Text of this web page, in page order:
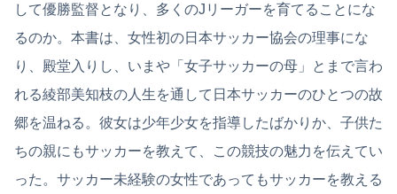
して優勝監督となり、多くのJリーガーを育てることにな
るのか。本書は、女性初の日本サッカー協会の理事にな
り、殿堂入りし、いまや「女子サッカーの母」とまで言わ
れる綾部美知枝の人生を通して日本サッカーのひとつの故
郷を温ねる。彼女は少年少女を指導したばかりか、子供た
ちの親にもサッカーを教えて、この競技の魅力を伝えてい
った。サッカー未経験の女性であってもサッカーを教える